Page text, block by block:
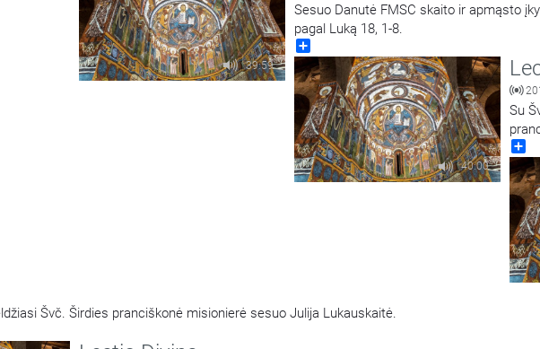
39:59
Sesuo Danutė FMSC skaito ir apmąsto
pagal Luką 18, 1-8.
40:00
Su
Švč. Širdies pranciškonė misionierė sesuo Julija Lukauskaitė.